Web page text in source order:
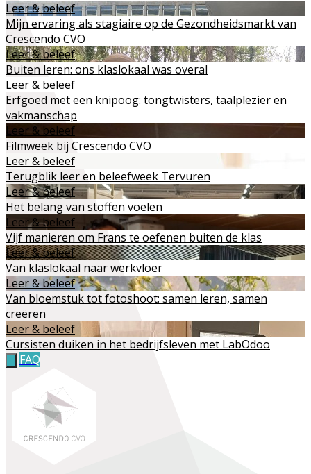
Leer & beleef
Mijn ervaring als stagiaire op de Gezondheidsmarkt van
Crescendo CVO
Leer & beleef
Buiten leren: ons klaslokaal was overal
Leer & beleef
Erfgoed met een knipoog: tongtwisters, taalplezier en
vakmanschap
Leer & beleef
Filmweek bij Crescendo CVO
Leer & beleef
Terugblik leer en beleefweek Tervuren
Leer & beleef
Het belang van stoffen voelen
Leer & beleef
Vijf manieren om Frans te oefenen buiten de klas
Leer & beleef
Van klaslokaal naar werkvloer
Leer & beleef
Van bloemstuk tot fotoshoot: samen leren, samen
creëren
Leer & beleef
Cursisten duiken in het bedrijfsleven met LabOdoo
FAQ